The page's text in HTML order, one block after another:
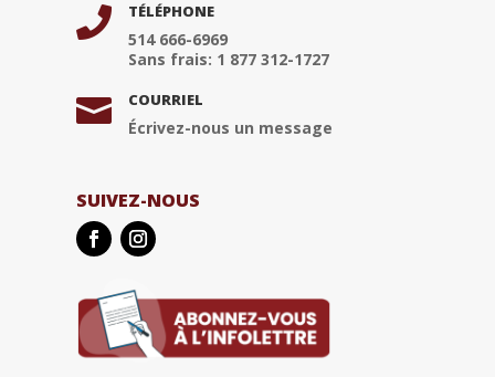
 TÉLÉPHONE
514 666-6969
Sans frais: 1 877 312-1727
 COURRIEL
Écrivez-nous un message
SUIVEZ-NOUS